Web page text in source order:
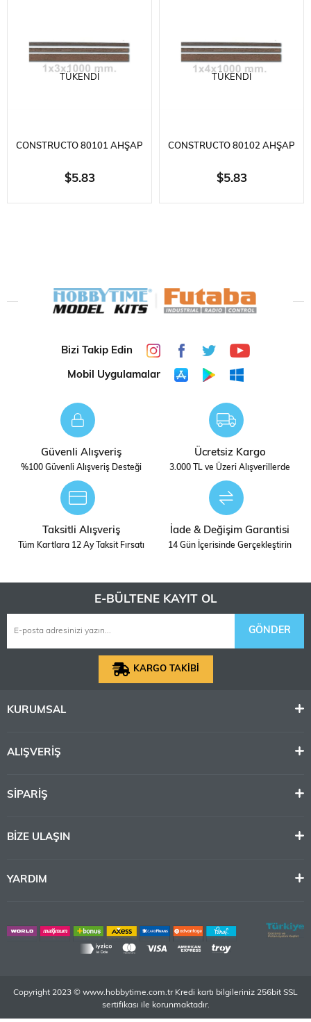
TÜKENDI
CONSTRUCTO 80101 AHŞAP
ÇITA- IVORY AYOUS-
$5.83
TÜKENDI
CONSTRUCTO 80102 AHŞAP
ÇITA- IVORY AYOUS-
$5.83
Bizi Takip Edin
Mobil Uygulamalar
Güvenli Alışveriş
%100 Güvenli Alışveriş Desteği
Ücretsiz Kargo
3.000 TL ve Üzeri Alışverillerde
Taksitli Alışveriş
Tüm Kartlara 12 Ay Taksit Fırsatı
İade & Değişim Garantisi
14 Gün İçerisinde Gerçekleştirin
E-BÜLTENE KAYIT OL
GÖNDER
KARGO TAKİBİ
KURUMSAL
ALIŞVERİŞ
SİPARİŞ
BİZE ULAŞIN
YARDIM
Copyright 2023 © www.hobbytime.com.tr Kredi kartı bilgileriniz 256bit SSL
sertifikası ile korunmaktadır.